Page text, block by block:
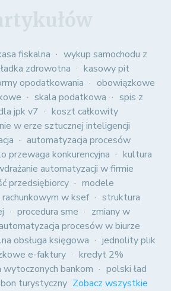
fiskalna
wykup samochodu z
zdrowotna
kasowy pit
opodatkowania
obowiązkowe
skala podatkowa
spis z
jpk v7
koszt całkowity
w erze sztucznej inteligencji
automatyzacja procesów
przewaga konkurencyjna
kultura
automatyzacji w firmie
przedsiębiorcy
modele
w ksef
struktura
procedura sme
zmiany w
procesów w biurze
obsługa księgowa
jednolity plik
e-faktury
kredyt 2%
bankom
polski ład
bon turystyczny Zobacz wszystkie